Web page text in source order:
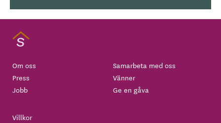
Om oss
Press
Jobb
Samarbeta med oss
Vänner
Ge en gåva
Villkor